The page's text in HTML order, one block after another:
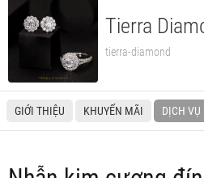
Tierra
tierra-diamond
GIỚI THIỆU KHUYẾN MÃI DỊCH VỤ